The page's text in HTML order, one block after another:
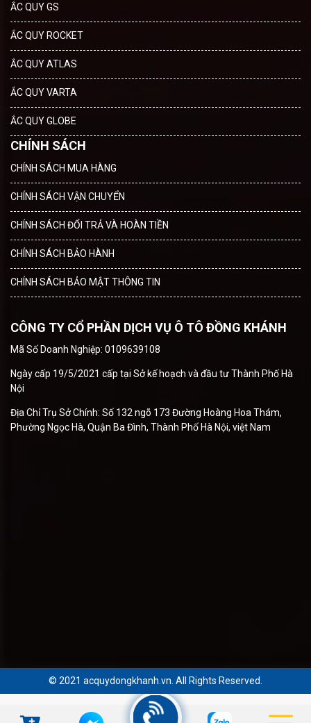
ẮC QUY GS
ẮC QUY ROCKET
ẮC QUY ATLAS
ẮC QUY VARTA
ẮC QUY GLOBE
CHÍNH SÁCH
CHÍNH SÁCH MUA HÀNG
CHÍNH SÁCH VẬN CHUYỂN
CHÍNH SÁCH ĐỔI TRẢ VÀ HOÀN TIỀN
CHÍNH SÁCH BẢO HÀNH
CHÍNH SÁCH BẢO MẬT THÔNG TIN
CÔNG TY CỔ PHẦN DỊCH VỤ Ô TÔ ĐỒNG KHÁNH
Mã Số Doanh Nghiệp: 0109639108
Ngày cấp 19/5/2021 cấp tại Sở kế hoạch và đầu tư Thành Phố Hà
Nội
Địa Chỉ Trụ Sở Chính: Số 132 ngõ 173 Đường Hoàng Hoa Thám,
Phường Ngọc Hà, Quận Ba Đình, Thành Phố Hà Nội, việt Nam
© 2021 acquydongkhanh.vn. All Rights Reserved.